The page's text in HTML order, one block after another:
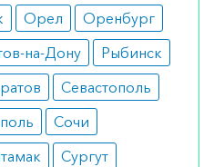
городе. Для этого Вы
на сайте или
301 52 86(бесплатно
Орел
Оренбург
на-Дону
Рыбинск
Севастополь
Сочи
Сургут